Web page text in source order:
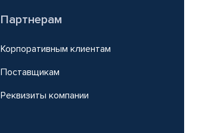
Партнерам
Корпоративным клиентам
Поставщикам
Реквизиты компании